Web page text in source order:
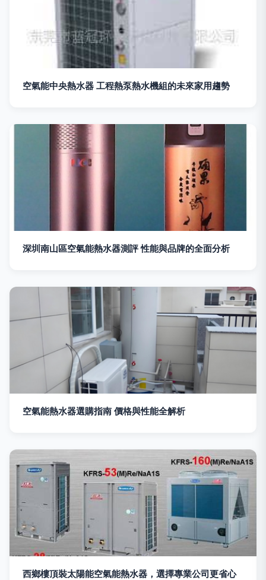
空氣能中央熱水器 工程熱泵熱水機組的未來家用趨勢
深圳南山區空氣能熱水器測評 性能與品牌的全面分析
空氣能熱水器選購指南 價格與性能全解析
西鄉樓頂裝太陽能空氣能熱水器，選擇專業公司更省心